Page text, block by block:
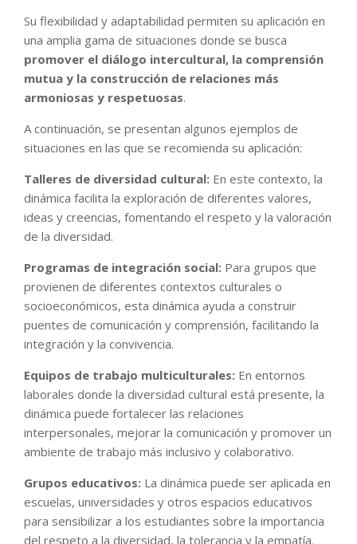
Su flexibilidad y adaptabilidad permiten su aplicación en
una amplia gama de situaciones donde se busca
promover el diálogo intercultural, la comprensión
mutua y la construcción de relaciones más
armoniosas y respetuosas.
A continuación, se presentan algunos ejemplos de
situaciones en las que se recomienda su aplicación:
Talleres de diversidad cultural: En este contexto, la
dinámica facilita la exploración de diferentes valores,
ideas y creencias, fomentando el respeto y la valoración
de la diversidad.
Programas de integración social: Para grupos que
provienen de diferentes contextos culturales o
socioeconómicos, esta dinámica ayuda a construir
puentes de comunicación y comprensión, facilitando la
integración y la convivencia.
Equipos de trabajo multiculturales: En entornos
laborales donde la diversidad cultural está presente, la
dinámica puede fortalecer las relaciones
interpersonales, mejorar la comunicación y promover un
ambiente de trabajo más inclusivo y colaborativo.
Grupos educativos: La dinámica puede ser aplicada en
escuelas, universidades y otros espacios educativos
para sensibilizar a los estudiantes sobre la importancia
del respeto a la diversidad, la tolerancia y la empatía.